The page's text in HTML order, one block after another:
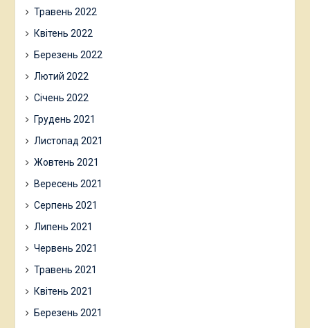
Травень 2022
Квітень 2022
Березень 2022
Лютий 2022
Січень 2022
Грудень 2021
Листопад 2021
Жовтень 2021
Вересень 2021
Серпень 2021
Липень 2021
Червень 2021
Травень 2021
Квітень 2021
Березень 2021